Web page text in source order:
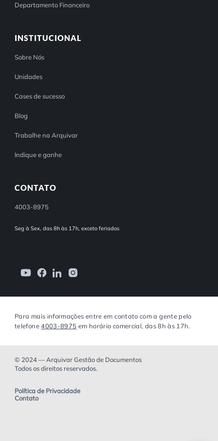
Departamento Financeiro
INSTITUCIONAL
Sobre Nós
Unidades
Cases de sucesso
Blog
Trabalhe na Arquivar
Indique e ganhe
CONTATO
4003-8975
Seg à Sex, das 8h às 17h, exceto feriados
Para mais informações entre em contato com a gente pelo
telefone4003-8975 em horário comercial, das 8h às 17h.
© 2024 — Arquivar Gestão de Documentos
Todos os direitos reservados.
Política de Privacidade
Contato